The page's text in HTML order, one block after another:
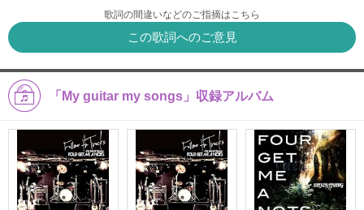
歌詞の間違いなどのご指摘はこちら
この歌詞へのご意見
「My guitar my songs」収録アルバム